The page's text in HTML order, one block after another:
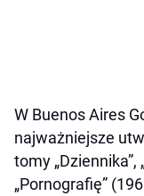
W Buenos Aires
najważniejsze
tomy „Dziennika”,
„Pornografię”